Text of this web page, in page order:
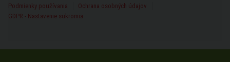
Podmienky používania
Ochrana osobných údajov
GDPR - Nastavenie sukromia